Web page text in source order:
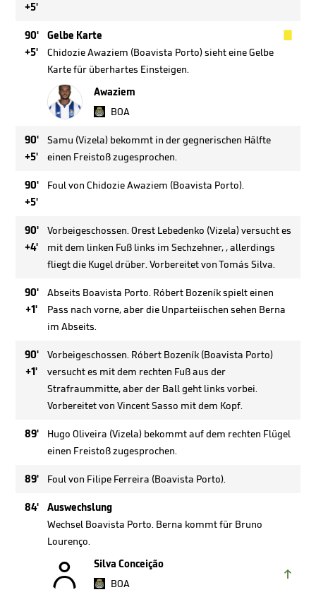
+5'
90'
+5'
Gelbe Karte
Chidozie Awaziem (Boavista Porto) sieht eine Gelbe
Karte für überhartes Einsteigen.
Awaziem
BOA
90'
+5'
Samu (Vizela) bekommt in der gegnerischen Hälfte
einen Freistoß zugesprochen.
90'
+5'
Foul von Chidozie Awaziem (Boavista Porto).
90'
+4'
Vorbeigeschossen. Orest Lebedenko (Vizela) versucht es
mit dem linken Fuß links im Sechzehner, , allerdings
fliegt die Kugel drüber. Vorbereitet von Tomás Silva.
90'
+1'
Abseits Boavista Porto. Róbert Bozeník spielt einen
Pass nach vorne, aber die Unparteiischen sehen Berna
im Abseits.
90'
+1'
Vorbeigeschossen. Róbert Bozeník (Boavista Porto)
versucht es mit dem rechten Fuß aus der
Strafraummitte, aber der Ball geht links vorbei.
Vorbereitet von Vincent Sasso mit dem Kopf.
89'
Hugo Oliveira (Vizela) bekommt auf dem rechten Flügel
einen Freistoß zugesprochen.
89' Foul von Filipe Ferreira (Boavista Porto).
84'
Auswechslung
Wechsel Boavista Porto. Berna kommt für Bruno
Lourenço.

Silva Conceição
BOA
